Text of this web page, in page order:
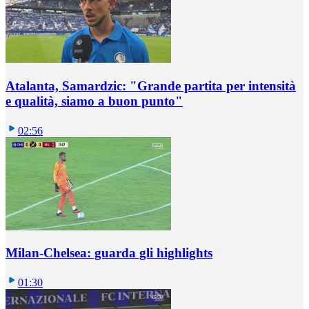
Atalanta, Samardzic: "Grande partita per intensità
e qualità, siamo a buon punto"
02:56
Milan-Chelsea: guarda gli highlights
01:30